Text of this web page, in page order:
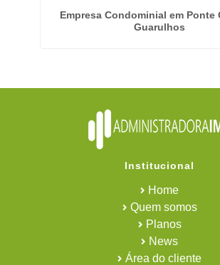
Empresa Condominial em Ponte
Guarulhos
Institucional
Home
Quem somos
Planos
News
Área do cliente